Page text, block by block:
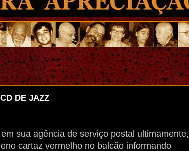
DE JAZZ
sua agência de serviço postal ultimamente,
cartaz vermelho no balcão informando